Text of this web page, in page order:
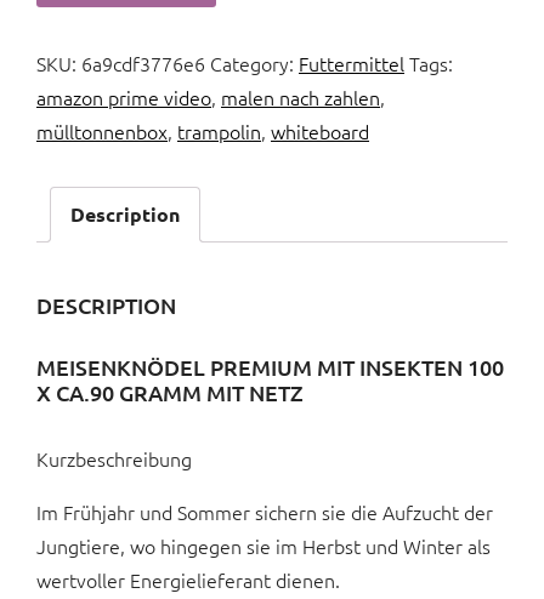
SKU: 6a9cdf3776e6 Category: FuttermittelTags:
amazon prime video, malen nach zahlen,
mülltonnenbox, trampolin, whiteboard
Description
DESCRIPTION
MEISENKNÖDEL PREMIUM MIT INSEKTEN 100
X CA.90 GRAMM MIT NETZ
Kurzbeschreibung
Im Frühjahr und Sommer sichern sie die Aufzucht der
Jungtiere, wo hingegen sie im Herbst und Winter als
wertvoller Energielieferant dienen.